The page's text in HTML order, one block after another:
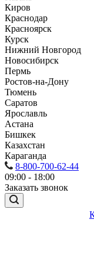
Киров
Краснодар
Красноярск
Курск
Нижний Новгород
Новосибирск
Пермь
Ростов-на-Дону
Тюмень
Саратов
Ярославль
Астана
Бишкек
Казахстан
Караганда
8-800-700-62-44
09:00 - 18:00
Заказать звонок